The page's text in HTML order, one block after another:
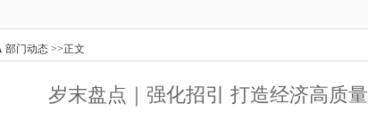
部门动态 >>正文
岁末盘点｜强化招引 打造经济高质